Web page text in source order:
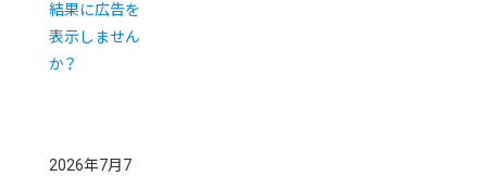
結果に広告を
表示しません
か？
2026年7月7